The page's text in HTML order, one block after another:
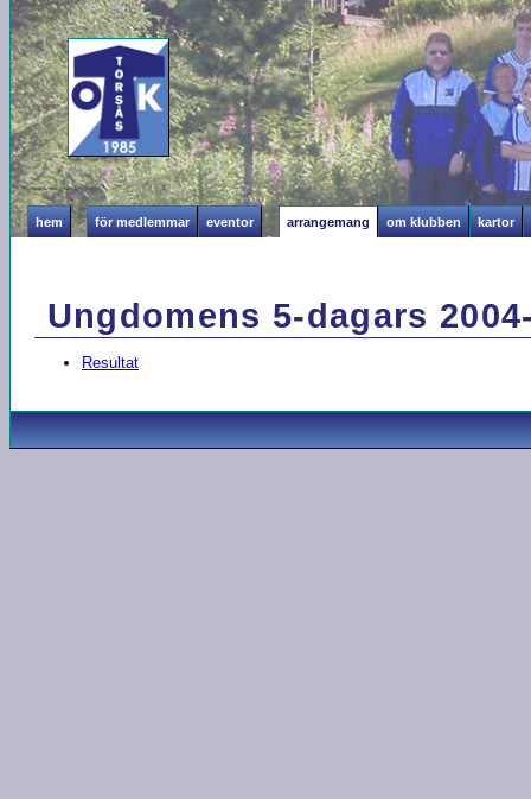
hem för medlemmar eventor arrangemang om klubben kartor
Ungdomens 5-dagars
Resultat